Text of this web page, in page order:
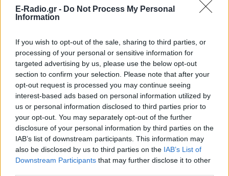
E-Radio.gr - Do Not Process My Personal
Information
If you wish to opt-out of the sale, sharing to third parties, or
processing of your personal or sensitive information for
targeted advertising by us, please use the below opt-out
section to confirm your selection. Please note that after your
opt-out request is processed you may continue seeing
interest-based ads based on personal information utilized by
us or personal information disclosed to third parties prior to
your opt-out. You may separately opt-out of the further
disclosure of your personal information by third parties on the
IAB’s list of downstream participants. This information may
also be disclosed by us to third parties on the IAB’s List of
Downstream Participants that may further disclose it to other